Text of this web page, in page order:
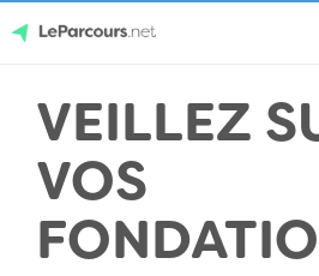
content
LeParcours.net
VEILLEZ
VOS